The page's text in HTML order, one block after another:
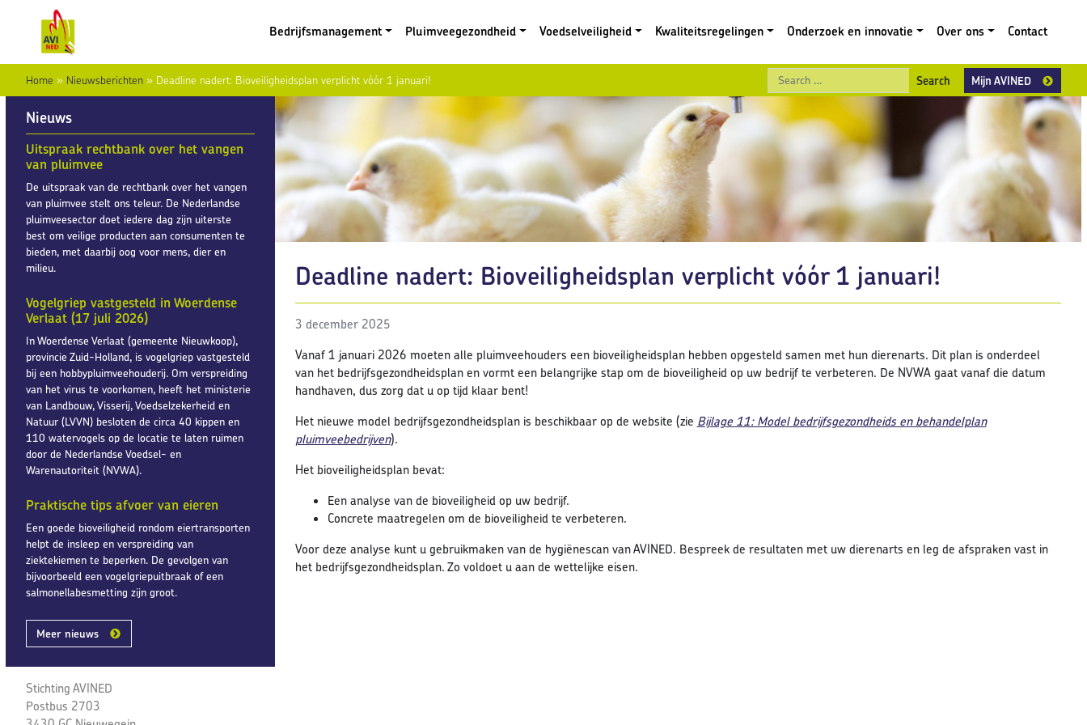
Bedrijfsmanagement
Pluimveegezondheid Voedselveiligheid Kwaliteitsregelingen Onderzoek en innovatie Over ons Contact
Home » Nieuwsberichten » Deadline nadert: Bioveiligheidsplan verplicht vóór 1 januari! Search
Mijn AVINED
Nieuws
Uitspraak rechtbank over het vangen
van pluimvee
De uitspraak van de rechtbank over het vangen
van pluimvee stelt ons teleur. De Nederlandse
pluimveesector doet iedere dag zijn uiterste
best om veilige producten aan consumenten te
bieden, met daarbij oog voor mens, dier en
milieu.
Vogelgriep vastgesteld in Woerdense
Verlaat (17 juli 2026)
In Woerdense Verlaat (gemeente Nieuwkoop),
provincie Zuid-Holland, is vogelgriep vastgesteld
bij een hobbypluimveehouderij. Om verspreiding
van het virus te voorkomen, heeft het ministerie
van Landbouw, Visserij, Voedselzekerheid en
Natuur (LVVN) besloten de circa 40 kippen en
110 watervogels op de locatie te laten ruimen
door de Nederlandse Voedsel- en
Warenautoriteit (NVWA).
Praktische tips afvoer van eieren
Een goede bioveiligheid rondom eiertransporten
helpt de insleep en verspreiding van
ziektekiemen te beperken. De gevolgen van
bijvoorbeeld een vogelgriepuitbraak of een
salmonellabesmetting zijn groot.
Meer nieuws
Stichting AVINED
Postbus 2703
Deadline nadert: Bioveiligheidsplan verplicht vóór 1 januari!
3 december 2025
Vanaf 1 januari 2026 moeten alle pluimveehouders een bioveiligheidsplan hebben opgesteld samen met hun dierenarts. Dit plan is onderdeel
van het bedrijfsgezondheidsplan en vormt een belangrijke stap om de bioveiligheid op uw bedrijf te verbeteren. De NVWA gaat vanaf die datum
handhaven, dus zorg dat u op tijd klaar bent!
Het nieuwe model bedrijfsgezondheidsplan is beschikbaar op de website (zie Bijlage 11: Model bedrijfsgezondheids en behandelplan
pluimveebedrijven).
Het bioveiligheidsplan bevat:
Een analyse van de bioveiligheid op uw bedrijf.
Concrete maatregelen om de bioveiligheid te verbeteren.
Voor deze analyse kunt u gebruikmaken van de hygiënescan van AVINED. Bespreek de resultaten met uw dierenarts en leg de afspraken vast in
het bedrijfsgezondheidsplan. Zo voldoet u aan de wettelijke eisen.